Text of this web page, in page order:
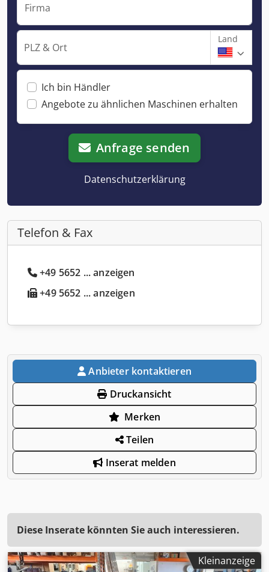
Firma
PLZ & Ort
Land
Ich bin Händler
Angebote zu ähnlichen Maschinen erhalten
Anfrage senden
Datenschutzerklärung
Telefon & Fax
+49 5652 ... anzeigen
+49 5652 ... anzeigen
Anbieter kontaktieren
Druckansicht
Merken
Teilen
Inserat melden
Diese Inserate könnten Sie auch interessieren.
Kleinanzeige